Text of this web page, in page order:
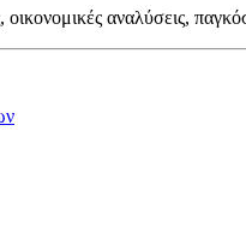
αναλύσεις,